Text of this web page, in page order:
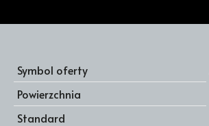
Symbol oferty
Powierzchnia
Standard